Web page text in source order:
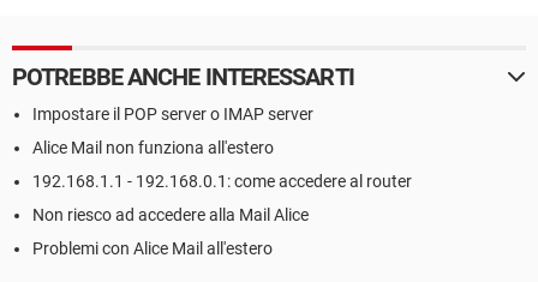
POTREBBE ANCHE INTERESSARTI
Impostare il POP server o IMAP server
Alice Mail non funziona all'estero
192.168.1.1 - 192.168.0.1: come accedere al router
Non riesco ad accedere alla Mail Alice
Problemi con Alice Mail all'estero